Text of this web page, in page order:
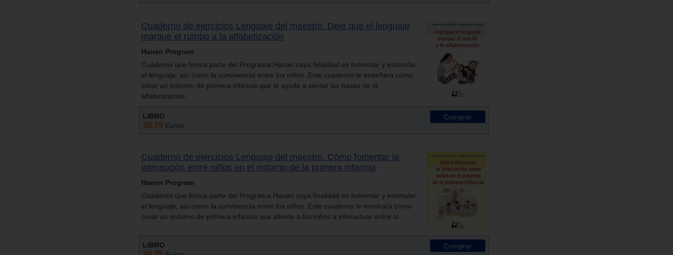
Cuaderno de ejercicios Lenguaje del maestro. Deje que el lenguaje
marque el rumbo a la alfabetización
Hanen Program
Cuaderno que forma parte del Programa Hanan cuya finalidad es fomentar y estimular
el lenguaje, así como la convivencia entre los niños. Este cuaderno le enseñara cómo
crear un entorno de primera infancia que le ayude a sentar las bases de la
alfabetización.
LIBRO
20.75 Euros
Cuaderno de ejercicios Lenguaje del maestro. Cómo fomentar la
interacción entre niños en el entorno de la primera infancia
Hanen Program
Cuaderno que forma parte del Programa Hanan cuya finalidad es fomentar y estimular
el lenguaje, así como la convivencia entre los niños. Este cuaderno le mostrará cómo
crear un entorno de primera infancia que aliente a los niños a interactuar entre sí.
LIBRO